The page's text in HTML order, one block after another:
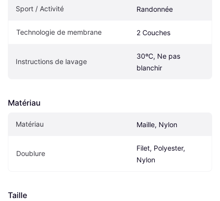
Sport / Activité Randonnée
Technologie de membrane 2 Couches
Instructions de lavage
30ºC, Ne pas
blanchir
Matériau
Matériau Maille, Nylon
Doublure
Filet, Polyester,
Nylon
Taille